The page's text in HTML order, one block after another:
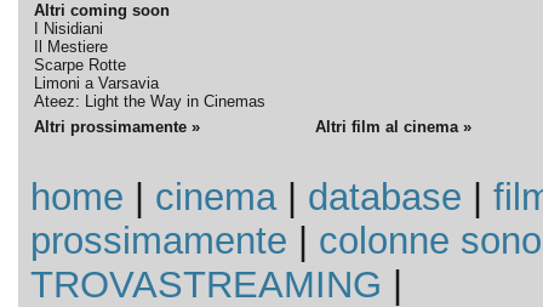
Altri coming soon
I Nisidiani
Il Mestiere
Scarpe Rotte
Limoni a Varsavia
Ateez: Light the Way in Cinemas
Altri prossimamente » Altri film al cinema »
home cinema| database
prossimamente
colonne
TROVASTREAMING